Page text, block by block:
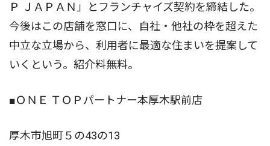
Ｐ ＪＡＰＡＮ」とフランチャイズ契約を締結した。
今後はこの店舗を窓口に、自社・他社の枠を超えた
中立な立場から、利用者に最適な住まいを提案して
いくという。紹介料無料。
■ＯＮＥ ＴＯＰパートナー本厚木駅前店
厚木市旭町５の43の13